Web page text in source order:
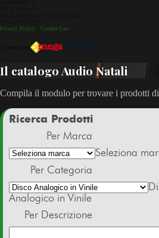
Privacy Policy
Cookie Law
Il catalogo Audio Natali
Compila il modulo per trovare i prodotti di
Ricerca Prodotti
Per Marca
Seleziona
Per Categoria
Analogico in Vinile
Per Descrizione